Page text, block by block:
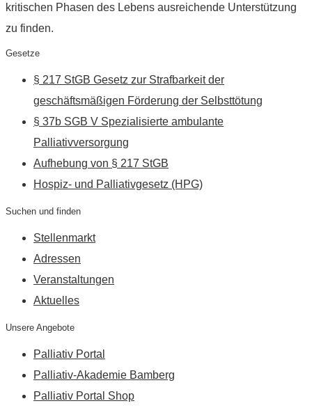
kritischen Phasen des Lebens ausreichende Unterstützung
zu finden.
Gesetze
§ 217 StGB Gesetz zur Strafbarkeit der
geschäftsmäßigen Förderung der Selbsttötung
§ 37b SGB V Spezialisierte ambulante
Palliativversorgung
Aufhebung von § 217 StGB
Hospiz- und Palliativgesetz (HPG)
Suchen und finden
Stellenmarkt
Adressen
Veranstaltungen
Aktuelles
Unsere Angebote
Palliativ Portal
Palliativ-Akademie Bamberg
Palliativ Portal Shop